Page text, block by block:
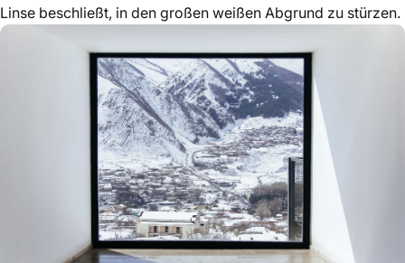
Linse beschließt, in den großen weißen Abgrund zu stürzen.